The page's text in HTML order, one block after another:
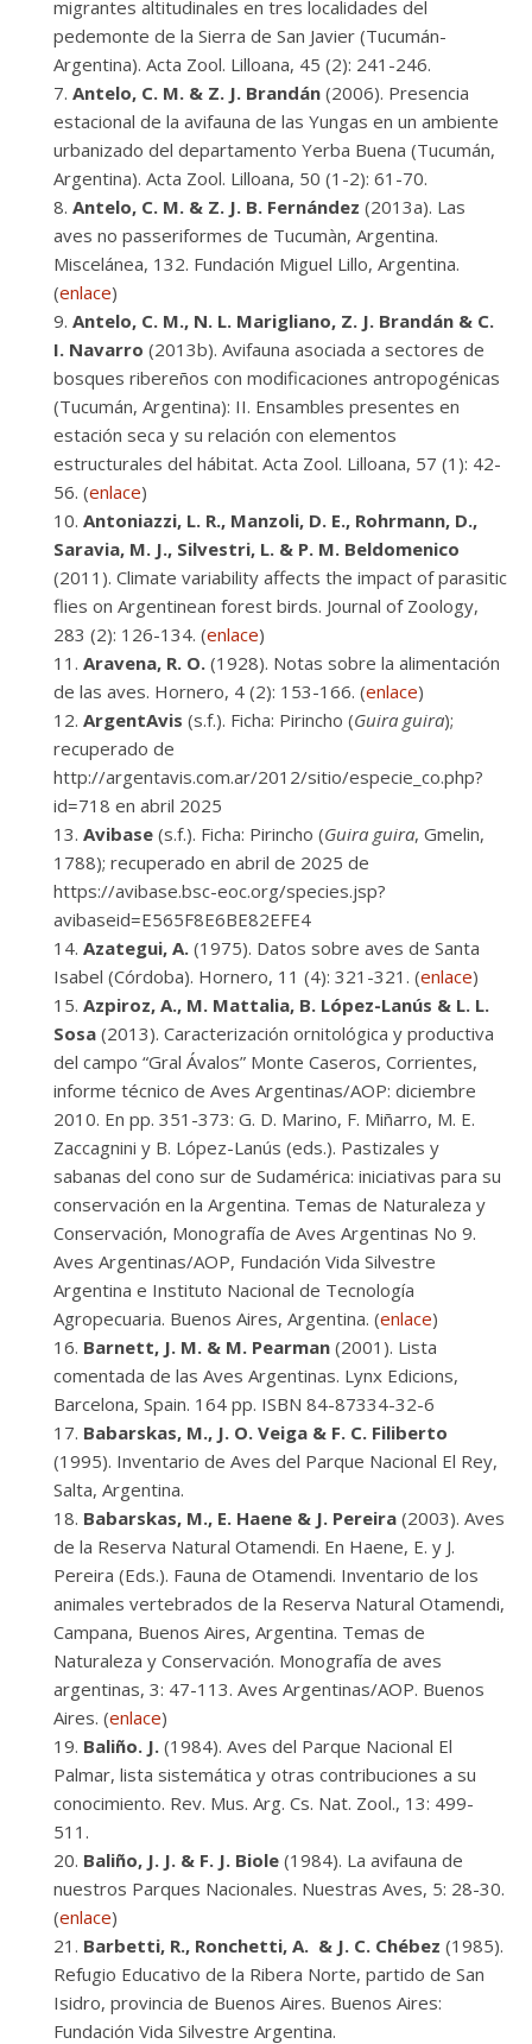
migrantes altitudinales en tres localidades del
pedemonte de la Sierra de San Javier (Tucumán-
Argentina). Acta Zool. Lilloana, 45 (2): 241-246.
Antelo, C. M. & Z. J. Brandán (2006). Presencia
estacional de la avifauna de las Yungas en un ambiente
urbanizado del departamento Yerba Buena (Tucumán,
Argentina). Acta Zool. Lilloana, 50 (1-2): 61-70.
Antelo, C. M. & Z. J. B. Fernández (2013a). Las
aves no passeriformes de Tucumàn, Argentina.
Miscelánea, 132. Fundación Miguel Lillo, Argentina.
(enlace)
Antelo, C. M., N. L. Marigliano, Z. J. Brandán & C.
I. Navarro (2013b). Avifauna asociada a sectores de
bosques ribereños con modificaciones antropogénicas
(Tucumán, Argentina): II. Ensambles presentes en
estación seca y su relación con elementos
estructurales del hábitat. Acta Zool. Lilloana, 57 (1): 42-
56. (enlace)
Antoniazzi, L. R., Manzoli, D. E., Rohrmann, D.,
Saravia, M. J., Silvestri, L. & P. M. Beldomenico
(2011). Climate variability affects the impact of parasitic
flies on Argentinean forest birds. Journal of Zoology,
283 (2): 126-134. (enlace)
Aravena, R. O. (1928). Notas sobre la alimentación
de las aves. Hornero, 4 (2): 153-166. (enlace)
ArgentAvis (s.f.). Ficha: Pirincho (Guira guira);
recuperado de
http://argentavis.com.ar/2012/sitio/especie_co.php?
id=718 en abril 2025
Avibase (s.f.). Ficha: Pirincho (Guira guira, Gmelin,
1788); recuperado en abril de 2025 de
https://avibase.bsc-eoc.org/species.jsp?
avibaseid=E565F8E6BE82EFE4
Azategui, A. (1975). Datos sobre aves de Santa
Isabel (Córdoba). Hornero, 11 (4): 321-321. (enlace)
Azpiroz, A., M. Mattalia, B. López-Lanús & L. L.
Sosa (2013). Caracterización ornitológica y productiva
del campo “Gral Ávalos” Monte Caseros, Corrientes,
informe técnico de Aves Argentinas/AOP: diciembre
2010. En pp. 351-373: G. D. Marino, F. Miñarro, M. E.
Zaccagnini y B. López-Lanús (eds.). Pastizales y
sabanas del cono sur de Sudamérica: iniciativas para su
conservación en la Argentina. Temas de Naturaleza y
Conservación, Monografía de Aves Argentinas No 9.
Aves Argentinas/AOP, Fundación Vida Silvestre
Argentina e Instituto Nacional de Tecnología
Agropecuaria. Buenos Aires, Argentina. (enlace)
Barnett, J. M. & M. Pearman (2001). Lista
comentada de las Aves Argentinas. Lynx Edicions,
Barcelona, Spain. 164 pp. ISBN 84-87334-32-6
Babarskas, M., J. O. Veiga & F. C. Filiberto
(1995). Inventario de Aves del Parque Nacional El Rey,
Salta, Argentina.
Babarskas, M., E. Haene & J. Pereira (2003). Aves
de la Reserva Natural Otamendi. En Haene, E. y J.
Pereira (Eds.). Fauna de Otamendi. Inventario de los
animales vertebrados de la Reserva Natural Otamendi,
Campana, Buenos Aires, Argentina. Temas de
Naturaleza y Conservación. Monografía de aves
argentinas, 3: 47-113. Aves Argentinas/AOP. Buenos
Aires. (enlace)
Baliño. J. (1984). Aves del Parque Nacional El
Palmar, lista sistemática y otras contribuciones a su
conocimiento. Rev. Mus. Arg. Cs. Nat. Zool., 13: 499-
511.
Baliño, J. J. & F. J. Biole (1984). La avifauna de
nuestros Parques Nacionales. Nuestras Aves, 5: 28-30.
(enlace)
Barbetti, R., Ronchetti, A. & J. C. Chébez (1985).
Refugio Educativo de la Ribera Norte, partido de San
Isidro, provincia de Buenos Aires. Buenos Aires:
Fundación Vida Silvestre Argentina.